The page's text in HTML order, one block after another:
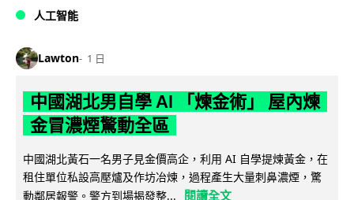
人工智能
Lawton 1 日
中國湖北男自學 AI 「煉金術」 屋內煉
金冒濃煙驚動全區
中國湖北黃石一名男子見金價高企，利用 AI 自學提煉黃金，在
租住單位私設高壓爐及作坊冶煉，過程產生大量刺鼻濃煙，驚
動鄰居報警。警方到場揭發整...
閱讀全文